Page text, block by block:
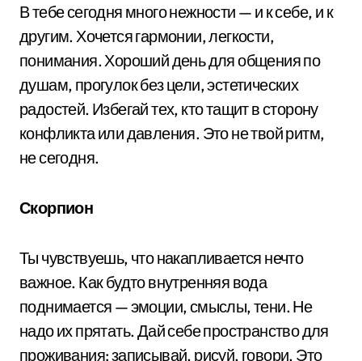
В тебе сегодня много нежности — и к себе, и к
другим. Хочется гармонии, легкости,
понимания. Хороший день для общения по
душам, прогулок без цели, эстетических
радостей. Избегай тех, кто тащит в сторону
конфликта или давления. Это не твой ритм,
не сегодня.
Скорпион
Ты чувствуешь, что накапливается нечто
важное. Как будто внутренняя вода
поднимается — эмоции, смыслы, тени. Не
надо их прятать. Дай себе пространство для
проживания: записывай, рисуй, говори. Это